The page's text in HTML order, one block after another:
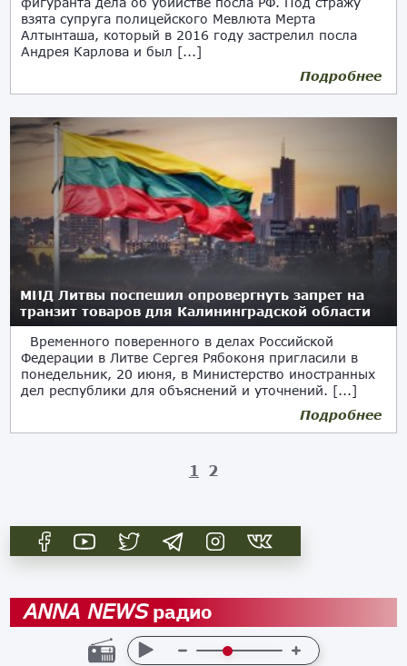
взята супруга полицейского Мевлюта Мерта
Алтынташа, который в 2016 году застрелил посла
Андрея Карлова и был [...]
Подробнее
МИД Литвы поспешил опровергнуть запрет на
транзит товаров для Калининградской области
Временного поверенного в делах Российской
Федерации в Литве Сергея Рябоконя пригласили в
понедельник, 20 июня, в Министерство иностранных
дел республики для объяснений и уточнений. [...]
Подробнее
1 2
ANNA NEWSрадио